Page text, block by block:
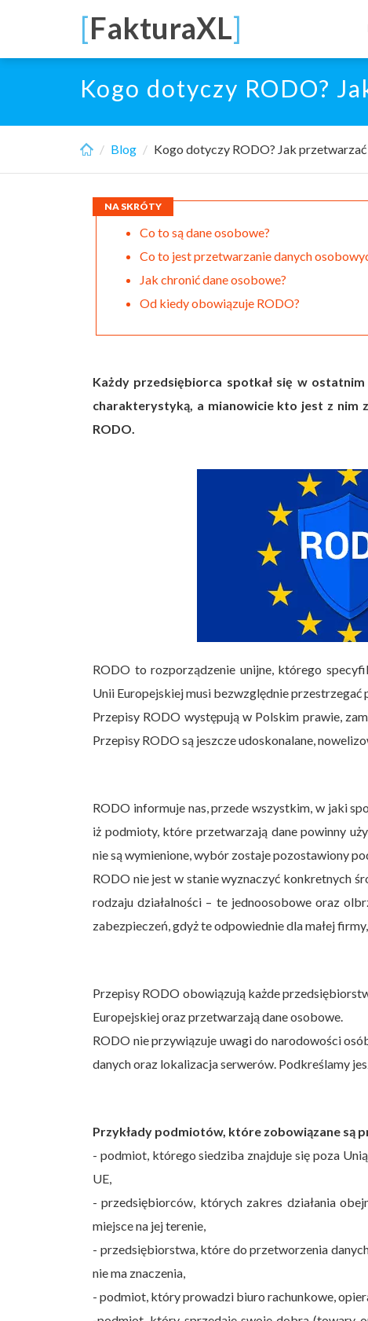
main
[FakturaXL]
Kogo dotyczy RODO?
Blog Kogo dotyczy RODO? Jak
NA SKRÓTY
Co to są dane osobowe?
Co to jest przetwarzanie danych
Jak chronić dane osobowe?
Od kiedy obowiązuje RODO?
Każdy przedsiębiorca spotkał się w
charakterystyką, a mianowicie kto jest z nim
RODO.
RODO to rozporządzenie unijne, którego
Unii Europejskiej musi bezwzględnie
Przepisy RODO występują w Polskim prawie,
Przepisy RODO są jeszcze udoskonalane,
RODO informuje nas, przede wszystkim, w jaki
iż podmioty, które przetwarzają dane powinny
nie są wymienione, wybór zostaje pozostawiony
RODO nie jest w stanie wyznaczyć konkretnych
rodzaju działalności – te jednoosobowe oraz
zabezpieczeń, gdyż te odpowiednie dla małej
Przepisy RODO obowiązują każde
Europejskiej oraz przetwarzają dane osobowe.
RODO nie przywiązuje uwagi do narodowości
danych oraz lokalizacja serwerów. Podkreślamy
Przykłady podmiotów, które zobowiązane są
- podmiot, którego siedziba znajduje się poza
UE,
- przedsiębiorców, których zakres działania
miejsce na jej terenie,
- przedsiębiorstwa, które do przetworzenia
nie ma znaczenia,
- podmiot, który prowadzi biuro rachunkowe,